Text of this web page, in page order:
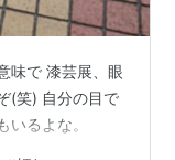
味で 漆芸展、眼
(笑) 自分の目で
るよな。